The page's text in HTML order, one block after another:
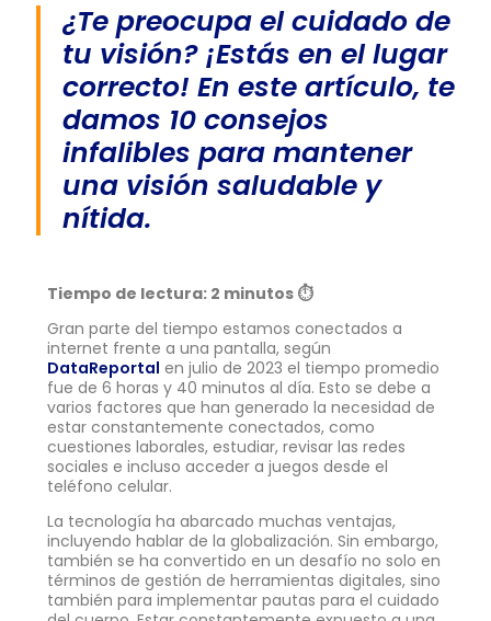
¿Te preocupa el cuidado de
tu visión? ¡Estás en el lugar
correcto! En este artículo, te
damos 10 consejos
infalibles para mantener
una visión saludable y
nítida.
Tiempo de lectura: 2 minutos ⏱
Gran parte del tiempo estamos conectados a
internet frente a una pantalla, según
DataReportal en julio de 2023 el tiempo promedio
fue de 6 horas y 40 minutos al día. Esto se debe a
varios factores que han generado la necesidad de
estar constantemente conectados, como
cuestiones laborales, estudiar, revisar las redes
sociales e incluso acceder a juegos desde el
teléfono celular.
La tecnología ha abarcado muchas ventajas,
incluyendo hablar de la globalización. Sin embargo,
también se ha convertido en un desafío no solo en
términos de gestión de herramientas digitales, sino
también para implementar pautas para el cuidado